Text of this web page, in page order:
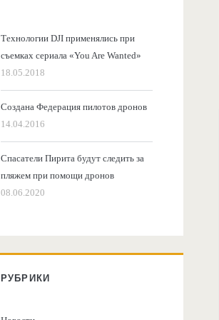
Технологии DJI применялись при
съемках сериала «You Are Wanted»
18.05.2018
Создана Федерация пилотов дронов
14.04.2016
Спасатели Пирита будут следить за
пляжем при помощи дронов
08.06.2020
РУБРИКИ